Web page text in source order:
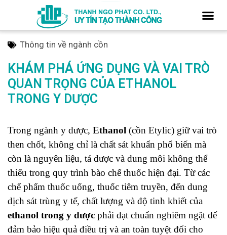
Thông tin về ngành cồn
KHÁM PHÁ ỨNG DỤNG VÀ VAI TRÒ
QUAN TRỌNG CỦA ETHANOL
TRONG Y DƯỢC
Trong ngành y dược, Ethanol (cồn Etylic) giữ vai trò
then chốt, không chỉ là chất sát khuẩn phổ biến mà
còn là nguyên liệu, tá dược và dung môi không thể
thiếu trong quy trình bào chế thuốc hiện đại. Từ các
chế phẩm thuốc uống, thuốc tiêm truyền, đến dung
dịch sát trùng y tế, chất lượng và độ tinh khiết của
ethanol trong y dược phải đạt chuẩn nghiêm ngặt để
đảm bảo hiệu quả điều trị và an toàn tuyệt đối cho